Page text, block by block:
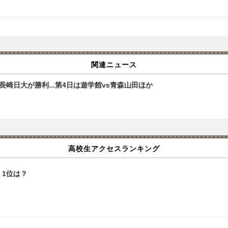
関連ニュース
崎日大が勝利...第4日は遊学館vs青森山田ほか
高校生アクセスランキング
位は？